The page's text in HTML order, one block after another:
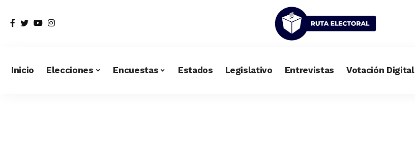
Inicio Elecciones Encuestas Estados Legislativo Entrevistas Votación Digital